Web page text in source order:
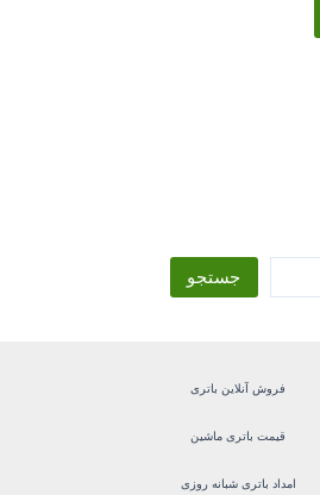
جستجو
فروش آنلاین باتری
قیمت باتری ماشین
امداد باتری شبانه روزی